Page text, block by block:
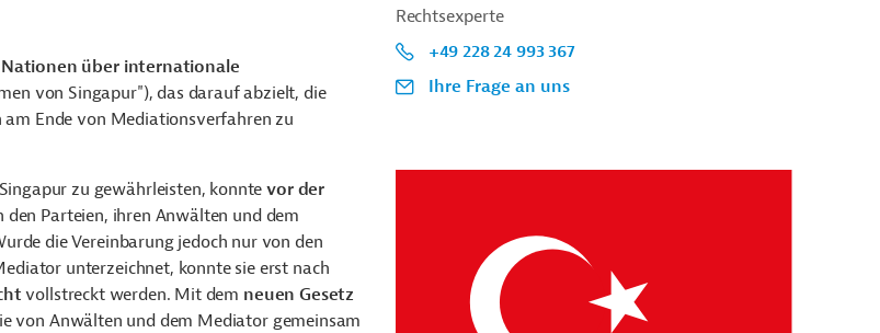
über internationale
von Singapur"), das darauf abzielt, die
Ende von Mediationsverfahren zu
zu gewährleisten, konntevor der
den Parteien, ihren Anwälten und dem
die Vereinbarung jedoch nur von den
unterzeichnet, konnte sie erst nach
vollstreckt werden. Mit dem neuen Gesetz
von Anwälten und dem Mediator gemeinsam
Rechtsexperte
+49 228 24 993 367
Ihre Frage an uns